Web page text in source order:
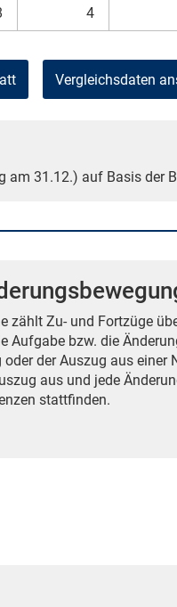
4
Vergleichsdaten
am 31.12.) auf Basis der
zählt Zu- und Fortzüge
Aufgabe bzw. die
der Auszug aus
aus und jede
stattfinden.